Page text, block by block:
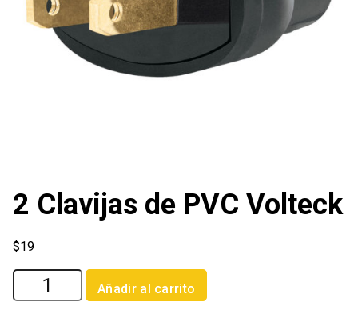
2 Clavijas de PVC Volteck
$19
2
Clavijas
Añadir al carrito